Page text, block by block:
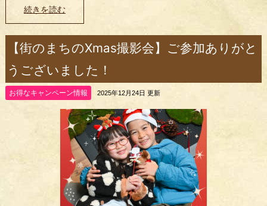
続きを読む
【街のまちのXmas撮影会】ご参加ありがと
うございました！
お得なキャンペーン情報 2025年12月24日 更新